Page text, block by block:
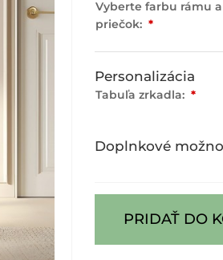
Vyberte farbu rámu a
priečok: *
Personalizácia
Tabuľa zrkadla: *
Doplnkové
PRIDAŤ DO